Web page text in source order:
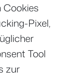
Cookies
Pixel,
Tool
zur